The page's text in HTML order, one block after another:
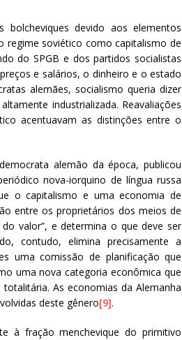
bolcheviques devido aos elementos
regime soviético como capitalismo de
do SPGB e dos partidos socialistas
e salários, o dinheiro e o estado
alemães, socialismo queria dizer
industrializada. Reavaliações
acentuavam as distinções entre o
alemão da época, publicou
nova-iorquino de língua russa
o capitalismo e uma economia de
entre os proprietários dos meios de
valor”, e determina o que deve ser
contudo, elimina precisamente a
uma comissão de planificação que
uma nova categoria econômica que
As economias da Alemanha
deste gênero[9].
à fração menchevique do primitivo